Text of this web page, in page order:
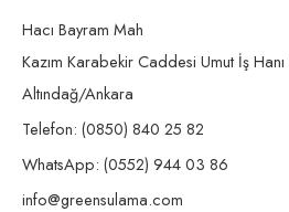
Hacı Bayram Mah
Kazım Karabekir Caddesi Umut İş
Altındağ/Ankara
Telefon: (0850) 840 25 82
WhatsApp: (0552) 944 03 86
info@greensulama.com